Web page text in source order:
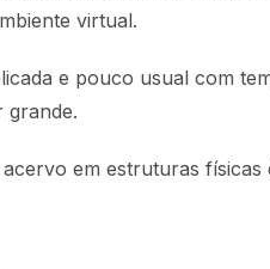
virtual.
e pouco usual com
grande.
em estruturas físicas